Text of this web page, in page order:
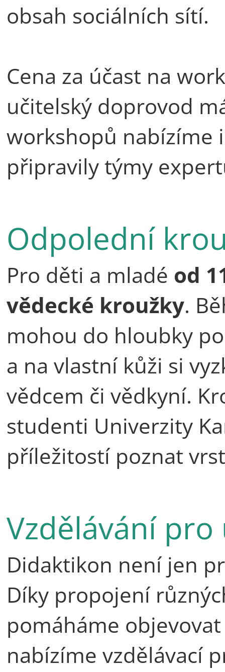
obsah sociálních sítí.
Cena za účast na
učitelský doprovod
workshopů nabízíme
připravily týmy
Odpolední
Pro děti a mladé od
vědecké kroužky.
mohou do hloubky
a na vlastní kůži si
vědcem či vědkyní.
studenti Univerzity
příležitostí poznat
Vzdělávání pro
Didaktikon není jen
Díky propojení
pomáháme
nabízíme vzdělávací